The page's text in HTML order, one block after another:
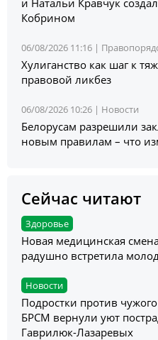
Кобрином
06/08/2026 11:16 |
Хулиганство как шаг к
правовой ликбез
06/08/2026 10:26 | Новости
Белорусам разрешили
новым правилам – что
Сейчас читают
Здоровье
Новая медицинская
радушно встретила
Новости
Подростки против
БРСМ вернули уют
Гаврилюк-Лазаревых